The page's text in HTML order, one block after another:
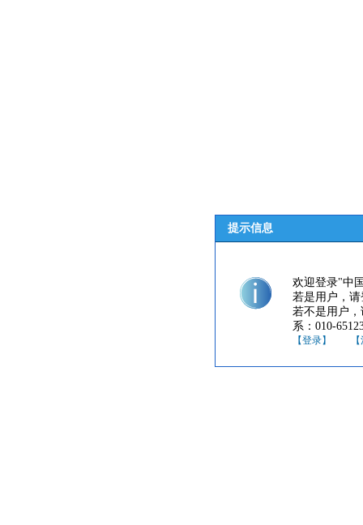
提示信息
欢迎登录"中
若是用户，
若不是用户
系：010-
【登录】